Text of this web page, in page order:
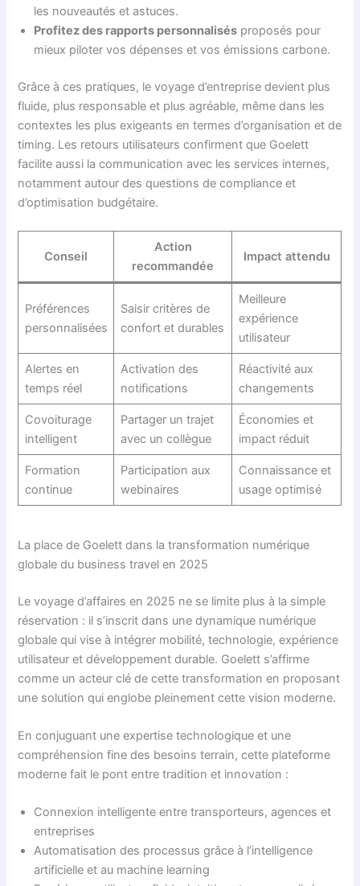
les nouveautés et astuces.
Profitez des rapports personnalisés proposés pour
mieux piloter vos dépenses et vos émissions carbone.
Grâce à ces pratiques, le voyage d’entreprise devient plus
fluide, plus responsable et plus agréable, même dans les
contextes les plus exigeants en termes d’organisation et de
timing. Les retours utilisateurs confirment que Goelett
facilite aussi la communication avec les services internes,
notamment autour des questions de compliance et
d’optimisation budgétaire.
Conseil
Action
recommandée
Impact attendu
Préférences
personnalisées
Saisir critères de
confort et durables
Meilleure
expérience
utilisateur
Alertes en
temps réel
Activation des
notifications
Réactivité aux
changements
Covoiturage
intelligent
Partager un trajet
avec un collègue
Économies et
impact réduit
Formation
continue
Participation aux
webinaires
Connaissance et
usage optimisé
La place de Goelett dans la transformation numérique
globale du business travel en 2025
Le voyage d’affaires en 2025 ne se limite plus à la simple
réservation : il s’inscrit dans une dynamique numérique
globale qui vise à intégrer mobilité, technologie, expérience
utilisateur et développement durable. Goelett s’affirme
comme un acteur clé de cette transformation en proposant
une solution qui englobe pleinement cette vision moderne.
En conjuguant une expertise technologique et une
compréhension fine des besoins terrain, cette plateforme
moderne fait le pont entre tradition et innovation :
Connexion intelligente entre transporteurs, agences et
entreprises
Automatisation des processus grâce à l’intelligence
artificielle et au machine learning